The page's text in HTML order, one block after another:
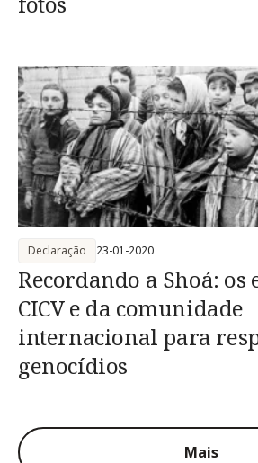
Recordando a Shoá: os
CICV e da comunidade
internacional para
genocídios
Declaração 23-01-2020
Mais